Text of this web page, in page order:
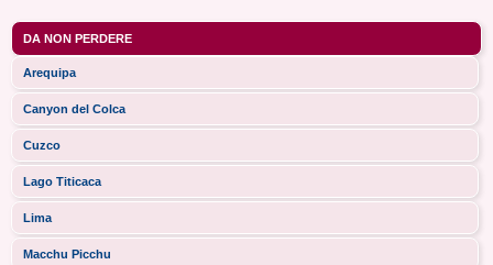
DA NON PERDERE
Arequipa
Canyon del Colca
Cuzco
Lago Titicaca
Lima
Macchu Picchu